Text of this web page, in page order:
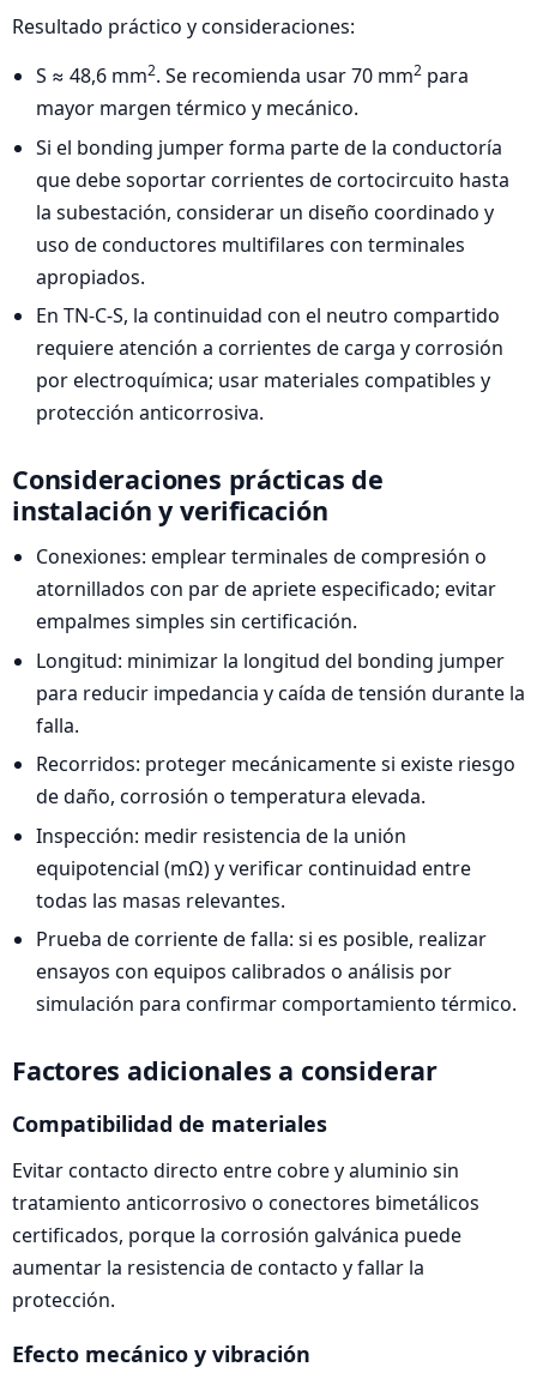
Resultado práctico y consideraciones:
S ≈ 48,6 mm2. Se recomienda usar 70 mm2 para
mayor margen térmico y mecánico.
Si el bonding jumper forma parte de la conductoría
que debe soportar corrientes de cortocircuito hasta
la subestación, considerar un diseño coordinado y
uso de conductores multifilares con terminales
apropiados.
En TN-C-S, la continuidad con el neutro compartido
requiere atención a corrientes de carga y corrosión
por electroquímica; usar materiales compatibles y
protección anticorrosiva.
Consideraciones prácticas de
instalación y verificación
Conexiones: emplear terminales de compresión o
atornillados con par de apriete especificado; evitar
empalmes simples sin certificación.
Longitud: minimizar la longitud del bonding jumper
para reducir impedancia y caída de tensión durante la
falla.
Recorridos: proteger mecánicamente si existe riesgo
de daño, corrosión o temperatura elevada.
Inspección: medir resistencia de la unión
equipotencial (mΩ) y verificar continuidad entre
todas las masas relevantes.
Prueba de corriente de falla: si es posible, realizar
ensayos con equipos calibrados o análisis por
simulación para confirmar comportamiento térmico.
Factores adicionales a considerar
Compatibilidad de materiales
Evitar contacto directo entre cobre y aluminio sin
tratamiento anticorrosivo o conectores bimetálicos
certificados, porque la corrosión galvánica puede
aumentar la resistencia de contacto y fallar la
protección.
Efecto mecánico y vibración